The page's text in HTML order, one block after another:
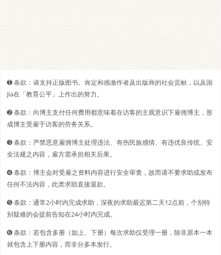
➊️ 条款：请支持正版图书。肯定和感激作者及出版商的社会贡献，以及国
Jia在「教育公平」上作出的努力。
➋️️ 条款：向博主支付任何费用都意味着在访客的主观意识下雇佣博主，形
成博主受雇于访客的劳务关系。
➌ 条款：严禁恶意雇佣博主处理违法、有伤民族感情、有违优良传统、安
全法规之内容，雇方需承担相关后果。
➍ 条款：博主会对受雇之资料内容进行安全审查，故而请不要求助或发布
任何不法内容，此类求助直接退款。
➎ 条款：通常2小时内完成求助，深夜的求助最迟第二天12点前，个别特
别疑难的会提前告知在24小时内完成。
➏ 条款：若包含多册（如上、下册）每次求助仅受理一册，除非原本一本
就包含上下册内容，而非分多本发行。